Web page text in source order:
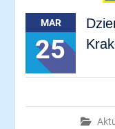
MAR
25